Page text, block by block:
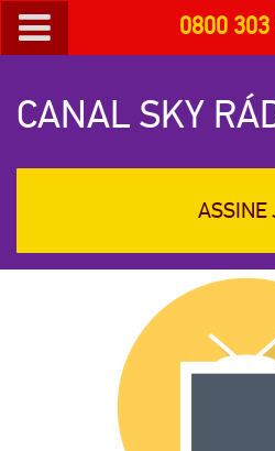
0800
CANAL SKY
ASSINE